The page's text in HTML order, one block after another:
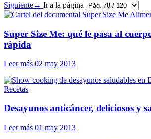
Siguiente→ Ir a la página
Super Size Me: qué le pasa al
rápida
Leer más 02 may 2013
Recetas
Desayunos anticáncer, deliciosos y
Leer más 01 may 2013